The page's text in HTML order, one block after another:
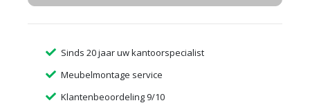
Sinds 20 jaar uw kantoorspecialist
Meubelmontage service
Klantenbeoordeling 9/10